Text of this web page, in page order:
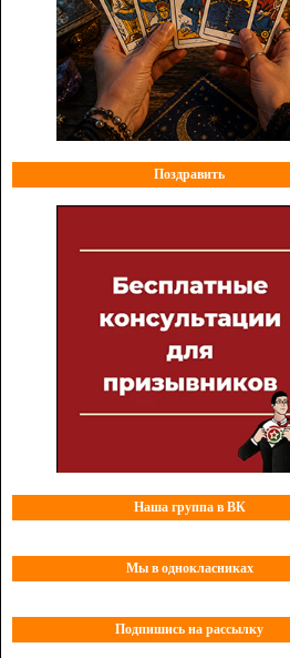
Поздравить
Наша группа в ВК
Мы в однокласниках
Подпишись на рассылку